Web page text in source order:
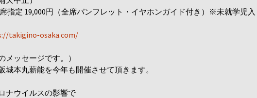
指定 19,000円（全席パンフレット・イヤホンガイド付き）※未就学児入
takigino-osaka.com/
メッセージです。）
城本丸薪能を今年も開催させて頂きます。
ナウイルスの影響で